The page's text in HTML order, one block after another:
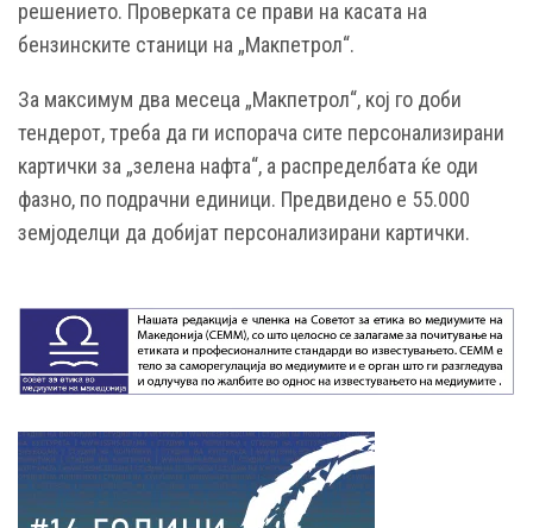
решението. Проверката се прави на касата на
бензинските станици на „Макпетрол“.
За максимум два месеца „Макпетрол“, кој го доби
тендерот, треба да ги испорача сите персонализирани
картички за „зелена нафта“, а распределбата ќе оди
фазно, по подрачни единици. Предвидено е 55.000
земјоделци да добијат персонализирани картички.